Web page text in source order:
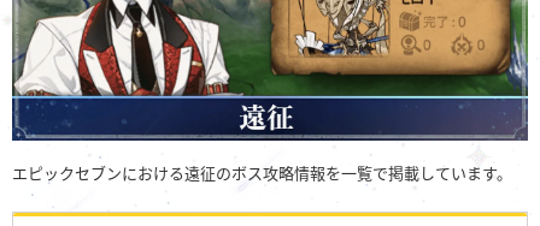
エピックセブンにおける遠征のボス攻略情報を一覧で掲載しています。